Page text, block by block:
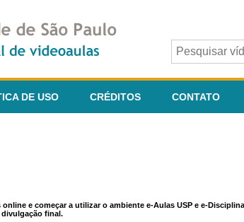
DE USO CRÉDITOS CONTATO
e começar a utilizar o ambiente e-Aulas USP e e-
divulgação final.